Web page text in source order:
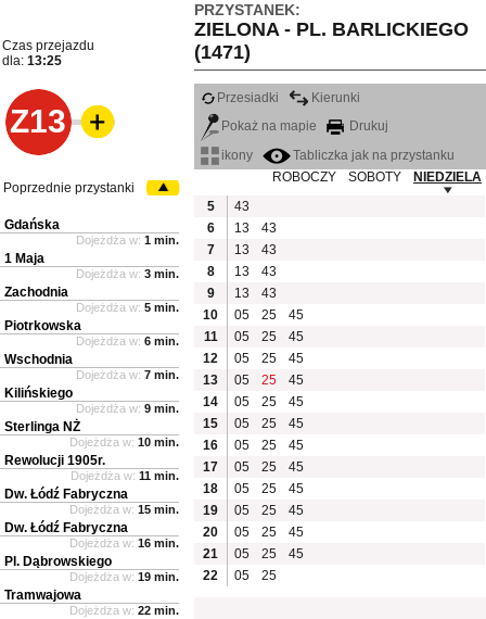
PRZYSTANEK:
ZIELONA - PL. BARLICKIEGO
(1471)
Czas przejazdu
dla: 13:25
Z13
Przesiadki
Kierunki
Pokaż na mapie
Drukuj
ikony
Tabliczka jak na przystanku
ROBOCZY
SOBOTY
NIEDZIELA
5
43
6
13
43
7
13
43
8
13
43
9
13
43
10
05 25
45
11
05 25
45
12
05 25
45
13
05 25
45
14
05 25
45
15
05 25
45
16
05 25
45
17
05 25
45
18
05 25
45
19
05 25
45
20
05 25
45
21
05 25
45
22
05 25
Poprzednie przystanki
Gdańska
Dojeżdża w: 1 min.
1 Maja
Dojeżdża w: 3 min.
Zachodnia
Dojeżdża w: 5 min.
Piotrkowska
Dojeżdża w: 6 min.
Wschodnia
Dojeżdża w: 7 min.
Kilińskiego
Dojeżdża w: 9 min.
Sterlinga NŻ
Dojeżdża w: 10 min.
Rewolucji 1905r.
Dojeżdża w: 11 min.
Dw. Łódź Fabryczna
Dojeżdża w: 15 min.
Dw. Łódź Fabryczna
Dojeżdża w: 16 min.
Pl. Dąbrowskiego
Dojeżdża w: 19 min.
Tramwajowa
Dojeżdża w: 22 min.